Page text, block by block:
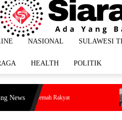
NASIONAL SULAWESI
HEALTH POLITIK
News
Rakyat
di
Tunggal Ferran Torres
Argentina Gigit Jari